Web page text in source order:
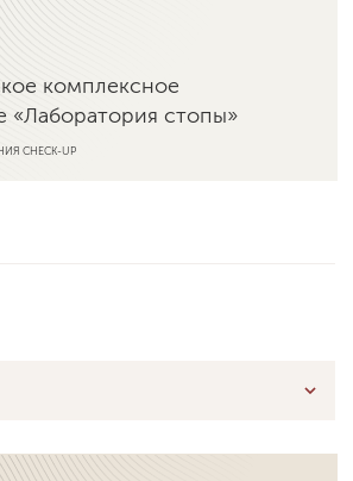
комплексное
«Лаборатория стопы»
CHECK-UP